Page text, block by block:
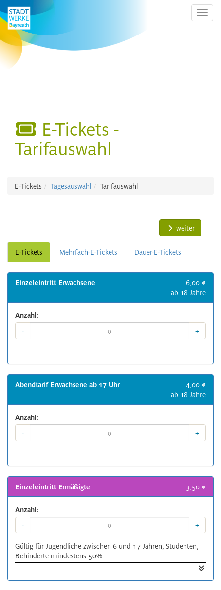
E-Tickets -
Tarifauswahl
E-Tickets Tagesauswahl Tarifauswahl
weiter
E-Tickets Mehrfach-E-Tickets Dauer-E-Tickets
Einzeleintritt Erwachsene
6,00 €
ab 18 Jahre
Anzahl:
-
+
Abendtarif Erwachsene ab 17 Uhr
4,00 €
ab 18 Jahre
Anzahl:
-
+
Einzeleintritt Ermäßigte 3,50 €
Anzahl:
-
+
Gültig für Jugendliche zwischen 6 und 17 Jahren, Studenten,
Behinderte mindestens 50%
Ausweis ist mitzuführen